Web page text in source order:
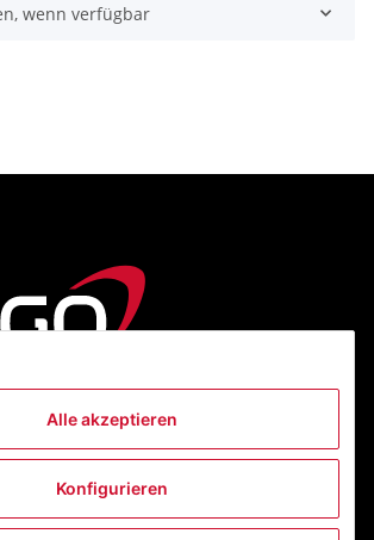
Alle akzeptieren
Konfigurieren
wenn verfügbar